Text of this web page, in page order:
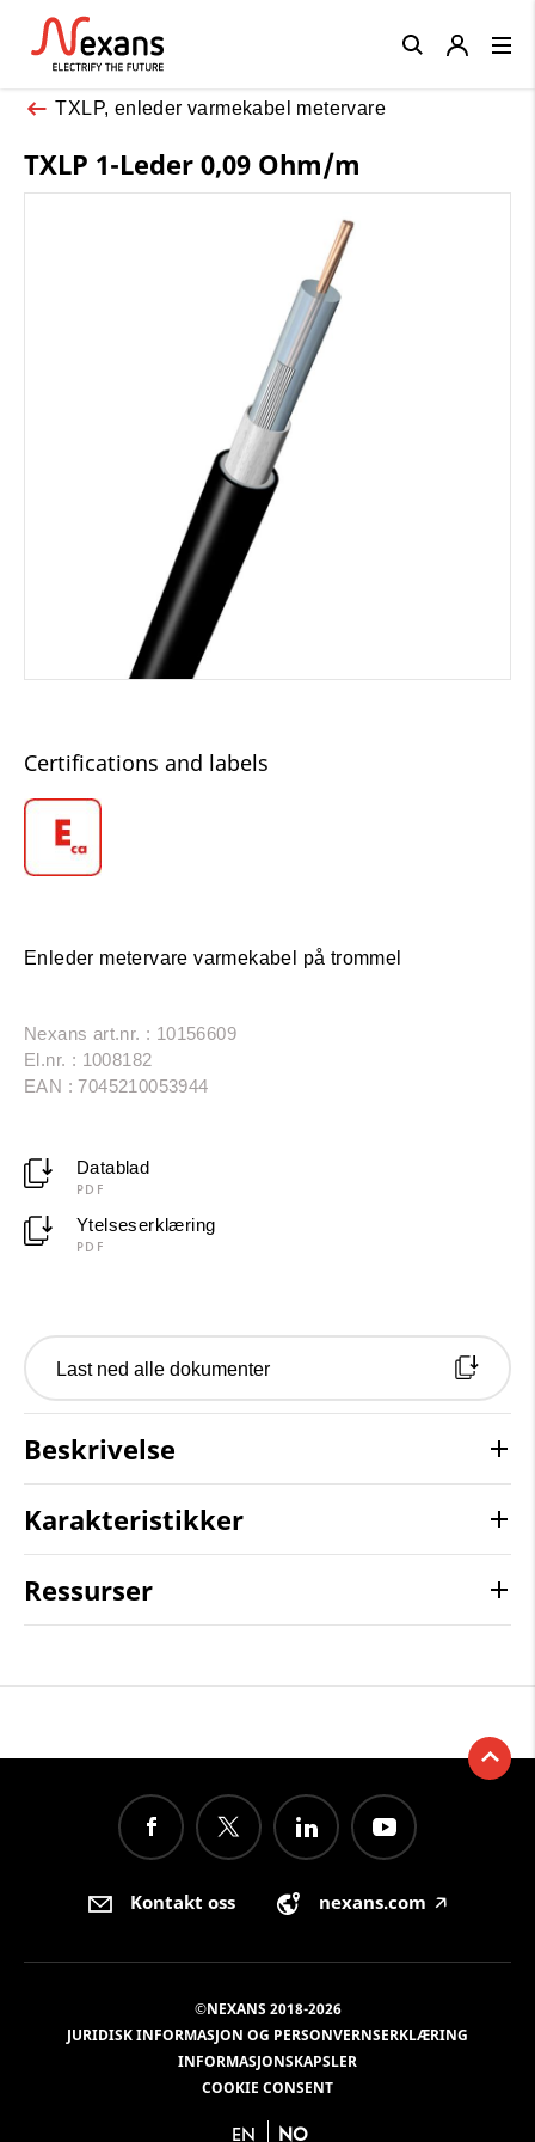
TXLP, enleder varmekabel metervare
TXLP 1-Leder 0,09 Ohm/m
Certifications and labels
Enleder metervare varmekabel på trommel
Nexans art.nr. : 10156609
El.nr. : 1008182
EAN : 7045210053944
Datablad
PDF
Ytelseserklæring
PDF
Last ned alle dokumenter
Beskrivelse
Karakteristikker
Ressurser
Close
Kontakt oss nexans.com 🡥
©NEXANS 2018-2026
JURIDISK INFORMASJON OG PERSONVERNSERKLÆRING
INFORMASJONSKAPSLER
COOKIE CONSENT
EN NO